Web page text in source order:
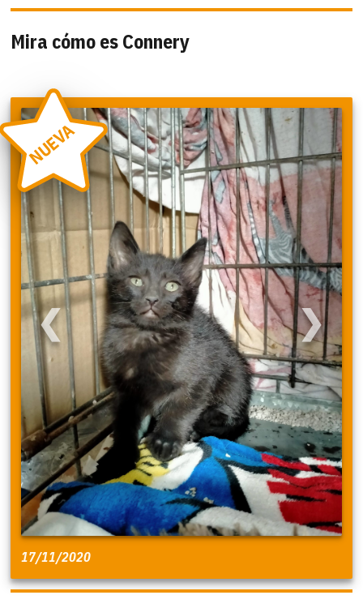
Mira cómo es Connery
❮ ❯
NUEVA
17/11/2020